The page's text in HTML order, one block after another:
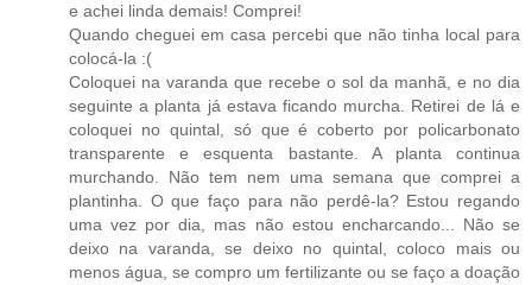
e achei linda demais! Comprei!
Quando cheguei em casa percebi que não tinha local para
colocá-la :(
Coloquei na varanda que recebe o sol da manhã, e no dia
seguinte a planta já estava ficando murcha. Retirei de lá e
coloquei no quintal, só que é coberto por policarbonato
transparente e esquenta bastante. A planta continua
murchando. Não tem nem uma semana que comprei a
plantinha. O que faço para não perdê-la? Estou regando
uma vez por dia, mas não estou encharcando... Não se
deixo na varanda, se deixo no quintal, coloco mais ou
menos água, se compro um fertilizante ou se faço a doação